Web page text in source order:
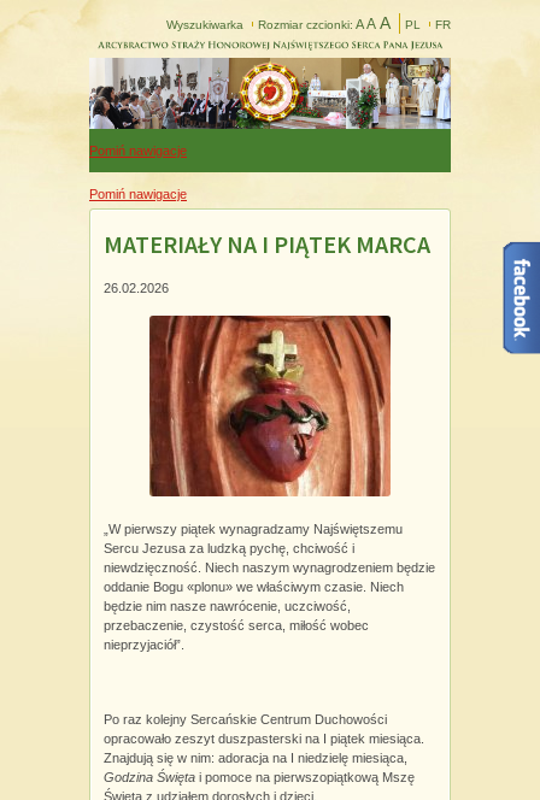
Wyszukiwarka Rozmiar czcionki: A A A PL FR
Pomiń nawigacje
Pomiń nawigacje
MATERIAŁY NA I PIĄTEK MARCA
26.02.2026
„W pierwszy piątek wynagradzamy Najświętszemu
Sercu Jezusa za ludzką pychę, chciwość i
niewdzięczność. Niech naszym wynagrodzeniem będzie
oddanie Bogu «plonu» we właściwym czasie. Niech
będzie nim nasze nawrócenie, uczciwość,
przebaczenie, czystość serca, miłość wobec
nieprzyjaciół”.
Po raz kolejny Sercańskie Centrum Duchowości
opracowało zeszyt duszpasterski na I piątek miesiąca.
Znajdują się w nim: adoracja na I niedzielę miesiąca,
Godzina Święta i pomoce na pierwszopiątkową Mszę
Świętą z udziałem dorosłych i dzieci.